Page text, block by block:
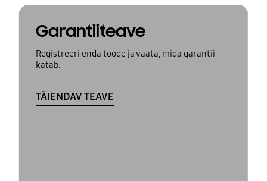
Garantiiteave
Registreeri enda toode ja vaata, mida garantii
katab.
TÄIENDAV TEAVE